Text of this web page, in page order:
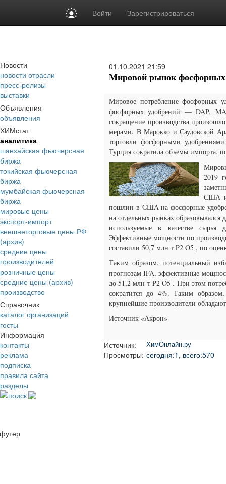
Войти Зарегистрироваться
Новости
новости отрасли
пресс-релизы
выставки
Объявления
объявления
ХИМстат
аналитика
шанхайская фьючерсная
биржа
токийская фьючерсная
биржа
мумбайская фьючерсная
биржа
мировые цены
экспорт-импорт
внешнеторговые цены РФ
(архив)
средние цены
производителей
розничные цены
средние цены (архив)
производство
Справочник
каталог организаций
госты
Информация
контакты
реклама
подписка
правила сайта
разделы
поиск
01.10.2021 21:59
Мировой рынок фосфорных
Мировое потребление фосфорных
фосфорных удобрений — DAP,
сокращение производства
мерами. В Марокко и Саудовской
торговли фосфорными
Турция сократила объемы импорта,
2019
США и
пошлин в США на фосфорные
на отдельных рынках
используемые в качестве сырья
Эффективные мощности по
составили 50,7 млн т P2 O5 , по
Таким образом, потенциальный
прогнозам IFA, эффективные
до 51,2 млн т P2 O5 . При этом
сократится до 4%. Таким
крупнейшие производители
Источник «Акрон»
Источник: ХимОнлайн.ру
Просмотры: сегодня:1, всего:570
футер